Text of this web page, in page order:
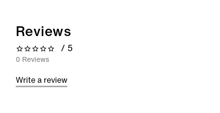
Reviews
0 out of 5 stars
/ 5
0 Reviews
Write a review